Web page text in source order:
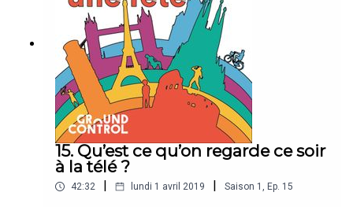
15. Qu’est ce qu’on regarde ce soir
à la télé ?
42:32 lundi 1 avril 2019 Saison 1 , Ep. 15